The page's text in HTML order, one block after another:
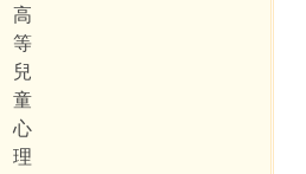
高
等
兒
童
心
理